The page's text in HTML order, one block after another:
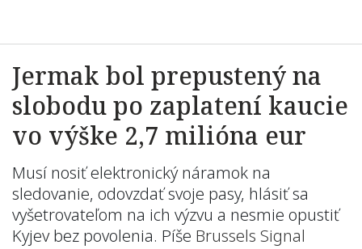
Jermak bol prepustený na
slobodu po zaplatení kaucie
vo výške 2,7 milióna eur
Musí nosiť elektronický náramok na
sledovanie, odovzdať svoje pasy, hlásiť sa
vyšetrovateľom na ich výzvu a nesmie opustiť
Kyjev bez povolenia. Píše Brussels Signal